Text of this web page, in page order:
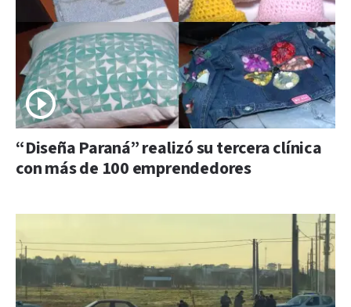
“Diseña Paraná” realizó su tercera clínica
con más de 100 emprendedores